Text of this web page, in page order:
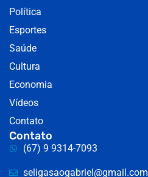
Política
Esportes
Saúde
Cultura
Economia
Vídeos
Contato
Contato
(67) 9 9314-7093
seligasaogabriel@gmail.com